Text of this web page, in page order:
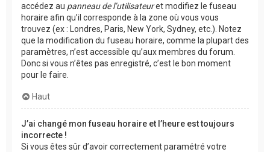
accédez au panneau de l’utilisateuret modifiez le fuseau
horaire afin qu’il corresponde à la zone où vous vous
trouvez (ex : Londres, Paris, New York, Sydney, etc.). Notez
que la modification du fuseau horaire, comme la plupart des
paramètres, n’est accessible qu’aux membres du forum.
Donc si vous n’êtes pas enregistré, c’est le bon moment
pour le faire.
Haut
J’ai changé mon fuseau horaire et l’heure est toujours
incorrecte !
Si vous êtes sûr d’avoir correctement paramétré votre